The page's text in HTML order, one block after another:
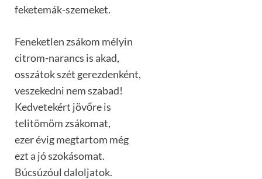
feketemák-szemeket.
Feneketlen zsákom mélyin
citrom-narancs is akad,
osszátok szét gerezdenként,
veszekedni nem szabad!
Kedvetekért jövőre is
telitömöm zsákomat,
ezer évig megtartom még
ezt a jó szokásomat.
Búcsúzóul daloljatok.